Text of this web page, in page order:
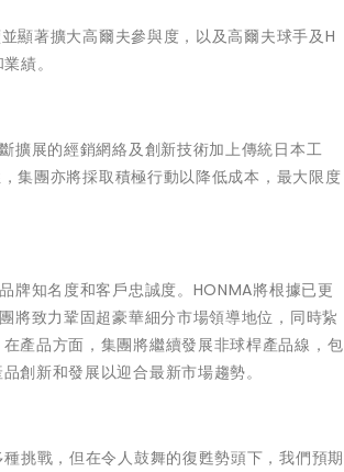
顯著擴大高爾夫參與度，以及高爾夫球手及H
績。
擴展的經銷網絡及創新技術加上傳統日本工
集團亦將採取積極行動以降低成本，最大限度
牌知名度和客戶忠誠度。HONMA將根據已更
將致力鞏固超豪華細分市場領導地位，同時紥
產品方面，集團將繼續發展非球桿產品線，包
創新和發展以迎合最新市場趨勢。
挑戰，但在令人鼓舞的復甦勢頭下，我們預期